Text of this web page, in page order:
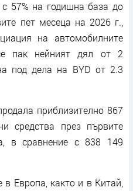
с 57% на годишна база до
пет месеца на 2026 г.,
на автомобилните
пак нейният дял от 2
под дела на BYD от 2.3
приблизително 867
средства през първите
в сравнение с 838 149
Европа, както и в Китай,